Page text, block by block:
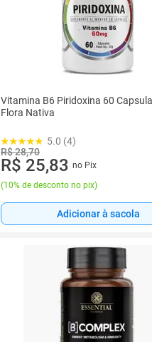
Vitamina B6 Piridoxina 60
Flora Nativa
5.0 (4)
R$ 28,70
R$ 25,83 no Pix
(10% de desconto no pix)
Adicionar à sacola